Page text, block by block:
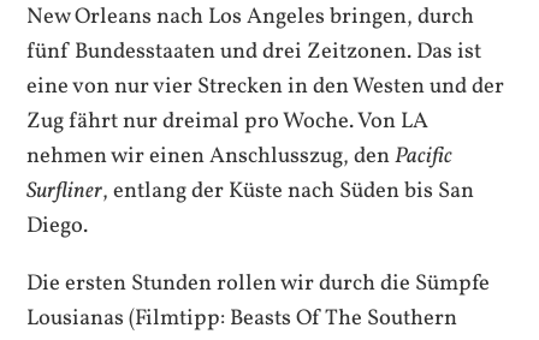
New Orleans nach Los Angeles bringen, durch
fünf Bundesstaaten und drei Zeitzonen. Das ist
eine von nur vier Strecken in den Westen und der
Zug fährt nur dreimal pro Woche. Von LA
nehmen wir einen Anschlusszug, denPacific
Surfliner, entlang der Küste nach Süden bis San
Diego.
Die ersten Stunden rollen wir durch die Sümpfe
Lousianas (Filmtipp: Beasts Of The Southern